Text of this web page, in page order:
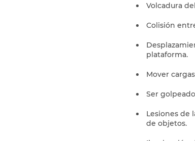
Volcadura
Colisión
plataforma.
Mover
Ser
Lesiones de
de objetos.